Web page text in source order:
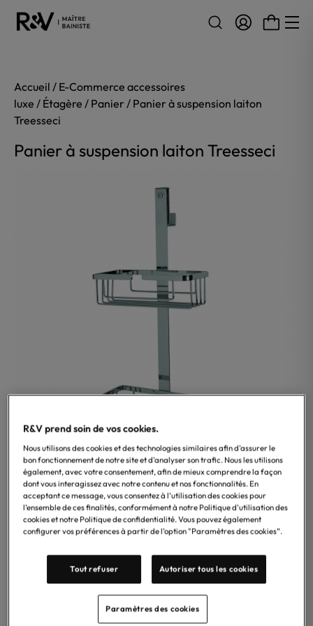
Accueil / E-Commerce accessoires
luxe / Étagère / Panier / Panier à suspension laiton
Treesseci
Panier à suspension laiton Treesseci
Treesseci
Panier d’angle à suspension de la marque Treesseci,
collection Appy&Griglie, disponible en finitions Chrome,
Noir Mat, Laiton brillant, Laiton brossé, Nickel brillant
satiné, Nickel noir brillant satiné et or rose mat. –
Accessoire élégant en laiton, au style moderne, idéal
pour une installation a poser.
R&V prend soin de vos cookies.
Nous utilisons des cookies et des technologies similaires afin d'assurer le
bon fonctionnement de notre site et d'analyser son trafic. Nous les utilisons
également, avec votre consentement, afin de mieux comprendre la façon
dont vous interagissez avec notre contenu et nos fonctionnalités. En
acceptant ce message, vous consentez à l’utilisation des cookies pour
l’ensemble de ces finalités, conformément à notre Politique d'utilisation des
cookies et notre Politique de confidentialité. Vous pouvez également
configurer vos préférences à partir de l’option "Paramètres des cookies”.
Tout refuser Autoriser tous les cookies
Paramètres des cookies